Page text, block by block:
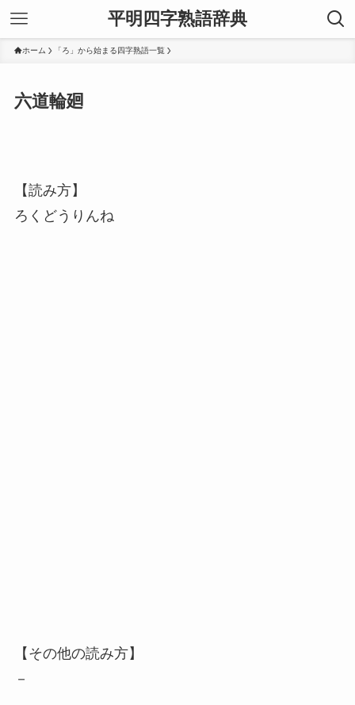
平明四字熟語辞典
ホーム 「ろ」から始まる四字熟語一覧
六道輪廻
【読み方】
ろくどうりんね
【その他の読み方】
－